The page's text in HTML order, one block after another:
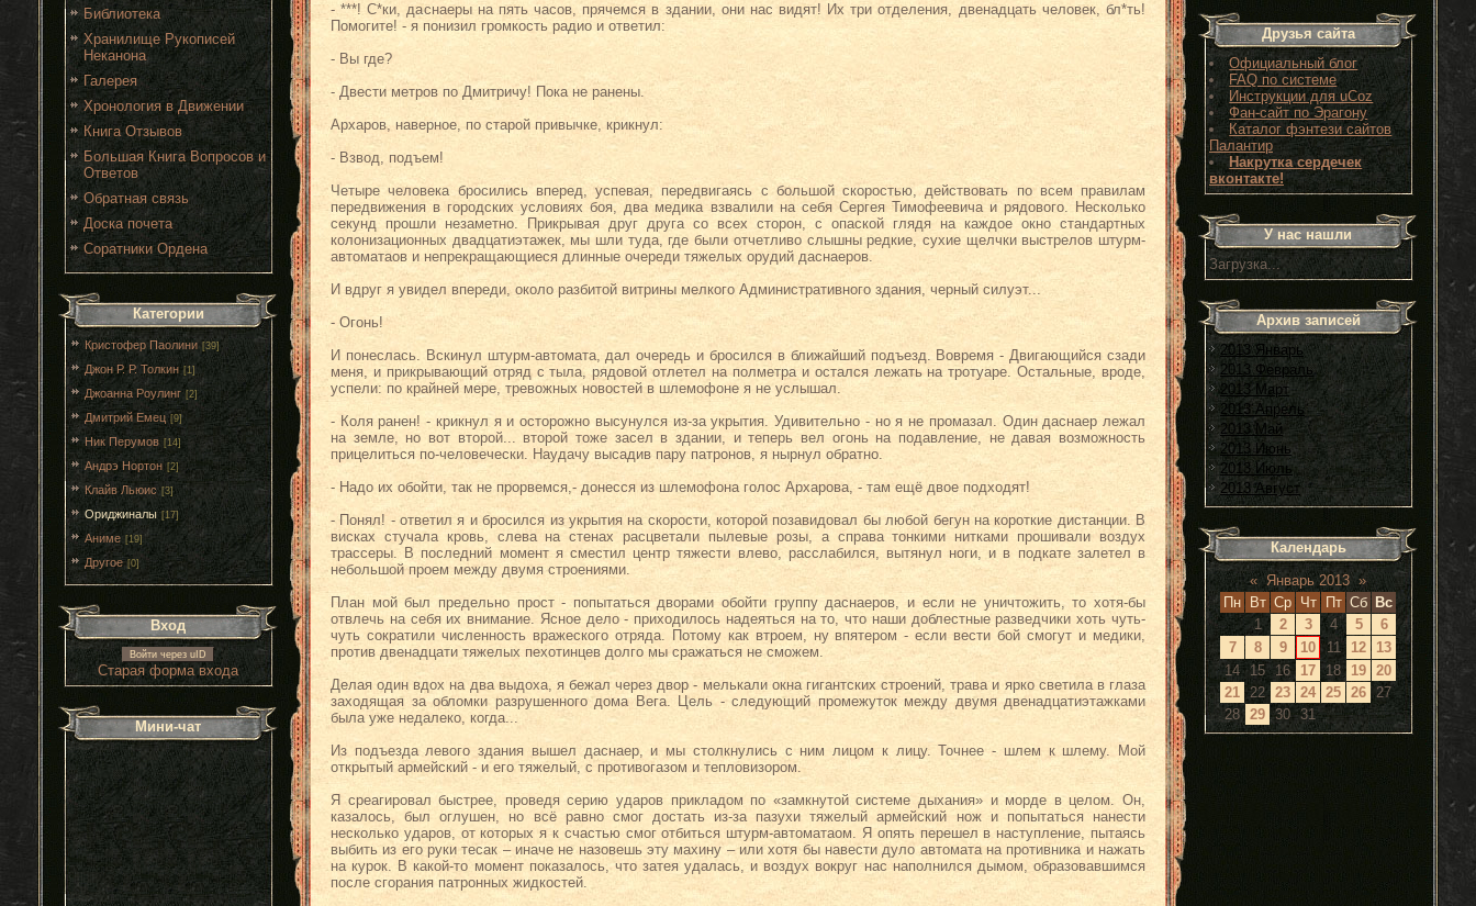
Библиотека
Хранилище Рукописей
Неканона
Галерея
Хронология в Движении
Книга Отзывов
Большая Книга Вопросов и
Ответов
Обратная связь
Доска почета
Соратники Ордена
Категории
Кристофер Паолини [39]
Джон Р. Р. Толкин [1]
Джоанна Роулинг [2]
Дмитрий Емец [9]
Ник Перумов [14]
Андрэ Нортон [2]
Клайв Льюис [3]
Ориджиналы [17]
Аниме [19]
Другое [0]
Вход
Войти через uID
Старая форма входа
Мини-чат
- ***! С*ки, даснаеры на пять часов, прячемся в здании, они нас видят! Их три отделения, двенадцать человек, бл*ть!
Помогите! - я понизил громкость радио и ответил:
- Вы где?
- Двести метров по Дмитричу! Пока не ранены.
Архаров, наверное, по старой привычке, крикнул:
- Взвод, подъем!
Четыре человека бросились вперед, успевая, передвигаясь с большой скоростью, действовать по всем правилам
передвижения в городских условиях боя, два медика взвалили на себя Сергея Тимофеевича и рядового. Несколько
секунд прошли незаметно. Прикрывая друг друга со всех сторон, с опаской глядя на каждое окно стандартных
колонизационных двадцатиэтажек, мы шли туда, где были отчетливо слышны редкие, сухие щелчки выстрелов штурм-
автоматаов и непрекращающиеся длинные очереди тяжелых орудий даснаеров.
И вдруг я увидел впереди, около разбитой витрины мелкого Административного здания, черный силуэт...
- Огонь!
И понеслась. Вскинул штурм-автомата, дал очередь и бросился в ближайший подъезд. Вовремя - Двигающийся сзади
меня, и прикрывающий отряд с тыла, рядовой отлетел на полметра и остался лежать на тротуаре. Остальные, вроде,
успели: по крайней мере, тревожных новостей в шлемофоне я не услышал.
- Коля ранен! - крикнул я и осторожно высунулся из-за укрытия. Удивительно - но я не промазал. Один даснаер лежал
на земле, но вот второй... второй тоже засел в здании, и теперь вел огонь на подавление, не давая возможность
прицелиться по-человечески. Наудачу высадив пару патронов, я нырнул обратно.
- Надо их обойти, так не прорвемся,- донесся из шлемофона голос Архарова, - там ещё двое подходят!
- Понял! - ответил я и бросился из укрытия на скорости, которой позавидовал бы любой бегун на короткие дистанции. В
висках стучала кровь, слева на стенах расцветали пылевые розы, а справа тонкими нитками прошивали воздух
трассеры. В последний момент я сместил центр тяжести влево, расслабился, вытянул ноги, и в подкате залетел в
небольшой проем между двумя строениями.
План мой был предельно прост - попытаться дворами обойти группу даснаеров, и если не уничтожить, то хотя-бы
отвлечь на себя их внимание. Ясное дело - приходилось надеяться на то, что наши доблестные разведчики хоть чуть-
чуть сократили численность вражеского отряда. Потому как втроем, ну впятером - если вести бой смогут и медики,
против двенадцати тяжелых пехотинцев долго мы сражаться не сможем.
Делая один вдох на два выдоха, я бежал через двор - мелькали окна гигантских строений, трава и ярко светила в глаза
заходящая за обломки разрушенного дома Вега. Цель - следующий промежуток между двумя двенадцатиэтажками
была уже недалеко, когда...
Из подъезда левого здания вышел даснаер, и мы столкнулись с ним лицом к лицу. Точнее - шлем к шлему. Мой
открытый армейский - и его тяжелый, с противогазом и тепловизором.
Я среагировал быстрее, проведя серию ударов прикладом по «замкнутой системе дыхания» и морде в целом. Он,
казалось, был оглушен, но всё равно смог достать из-за пазухи тяжелый армейский нож и попытаться нанести
несколько ударов, от которых я к счастью смог отбиться штурм-автоматаом. Я опять перешел в наступление, пытаясь
выбить из его руки тесак – иначе не назовешь эту махину – или хотя бы навести дуло автомата на противника и нажать
на курок. В какой-то момент показалось, что затея удалась, и воздух вокруг нас наполнился дымом, образовавшимся
после сгорания патронных жидкостей.
Друзья сайта
Официальный блог
FAQ по системе
Инструкции для uCoz
Фан-сайт по Эрагону
Каталог фэнтези сайтов
Палантир
Накрутка сердечек
вконтакте!
У нас нашли
Загрузка...
Архив записей
2013 Январь
2013 Февраль
2013 Март
2013 Апрель
2013 Май
2013 Июнь
2013 Июль
2013 Август
Календарь
« Январь 2013 »
Пн
Вт Ср Чт Пт Сб Вс
1
2 3 4 5
6
7
8 9 10 11 12
13
14
15 16 17 18 19 20
21 22 23 24 25 26 27
28 29 30 31